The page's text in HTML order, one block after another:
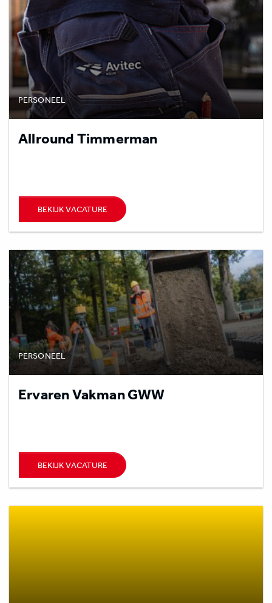
PERSONEEL
Allround Timmerman
BEKIJK VACATURE
PERSONEEL
Ervaren Vakman GWW
BEKIJK VACATURE